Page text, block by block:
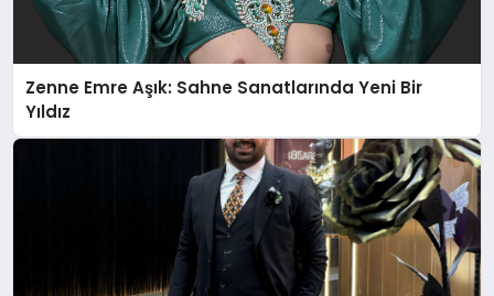
Zenne Emre Aşık: Sahne Sanatlarında Yeni Bir
Yıldız